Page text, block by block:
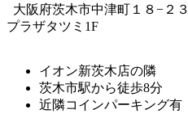
⼤阪府茨⽊市中津町１８−２３
プラザタツミ1F
イオン新茨木店の隣
茨木市駅から徒歩8分
近隣コインパーキング有